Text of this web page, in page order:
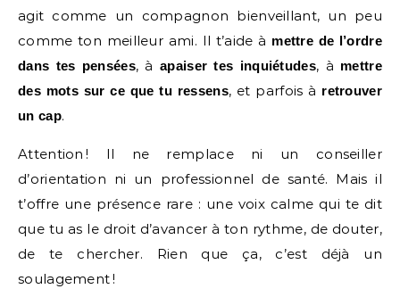
agit comme un compagnon bienveillant, un peu
comme ton meilleur ami. Il t’aide à mettre de l’ordre
dans tes pensées, àapaiser tes inquiétudes, à mettre
des mots sur ce que tu ressens, et parfois à retrouver
un cap.
Attention ! Il ne remplace ni un conseiller
d’orientation ni un professionnel de santé. Mais il
t’offre une présence rare : une voix calme qui te dit
que tu as le droit d’avancer à ton rythme, de douter,
de te chercher. Rien que ça, c’est déjà un
soulagement !